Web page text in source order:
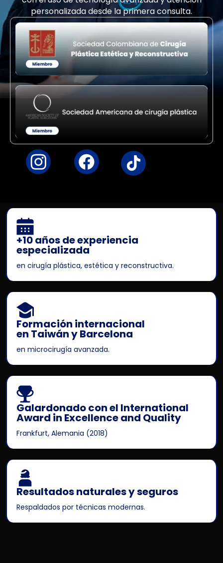
personalizadadesde la primera consulta.
+10 años de experiencia
especializada
en cirugía plástica, estética y reconstructiva.
Formación internacional
en Taiwán y Barcelona
en microcirugía avanzada.
Galardonado con el International
Award in Excellence and Quality
Frankfurt, Alemania (2018)
Resultados naturales y seguros
Respaldados por técnicas modernas.